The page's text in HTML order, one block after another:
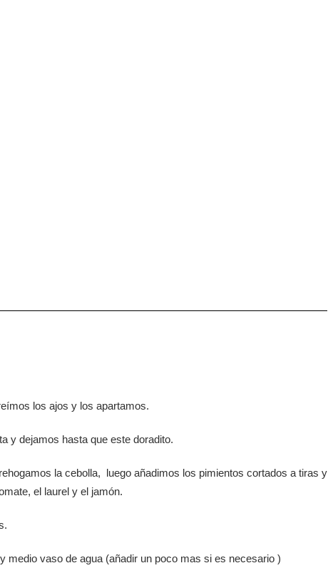
los ajos y los apartamos.
y dejamos hasta que este doradito.
la cebolla, luego añadimos los pimientos cortados a tiras y
el laurel y el jamón.
medio vaso de agua (añadir un poco mas si es necesario )